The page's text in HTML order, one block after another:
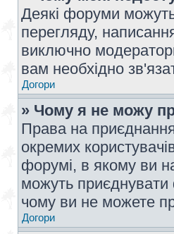
Деякі форуми
перегляду,
виключно
вам необхідно
Догори
» Чому я не можу
Права на
окремих
форумі, в якому ви
можуть
чому ви не можете
Догори